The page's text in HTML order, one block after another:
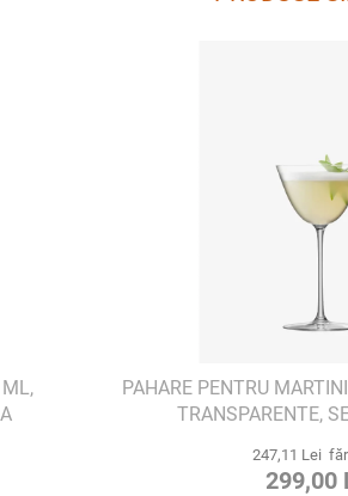
ML,
PAHARE PENTRU
TRANSPARENTE,
247,11 Lei
299,00